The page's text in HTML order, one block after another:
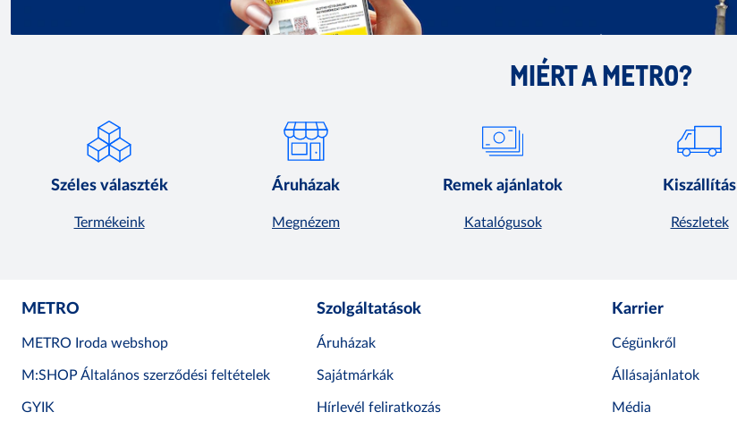
MIÉRT A METRO?
Széles választék
Termékeink
Áruházak
Megnézem
Remek ajánlatok
Katalógusok
Kiszállítás
Részletek
METRO
METRO Iroda webshop
M:SHOP Általános szerződési feltételek
GYIK
Szolgáltatások
Áruházak
Sajátmárkák
Hírlevél feliratkozás
Karrier
Cégünkről
Állásajánlatok
Média